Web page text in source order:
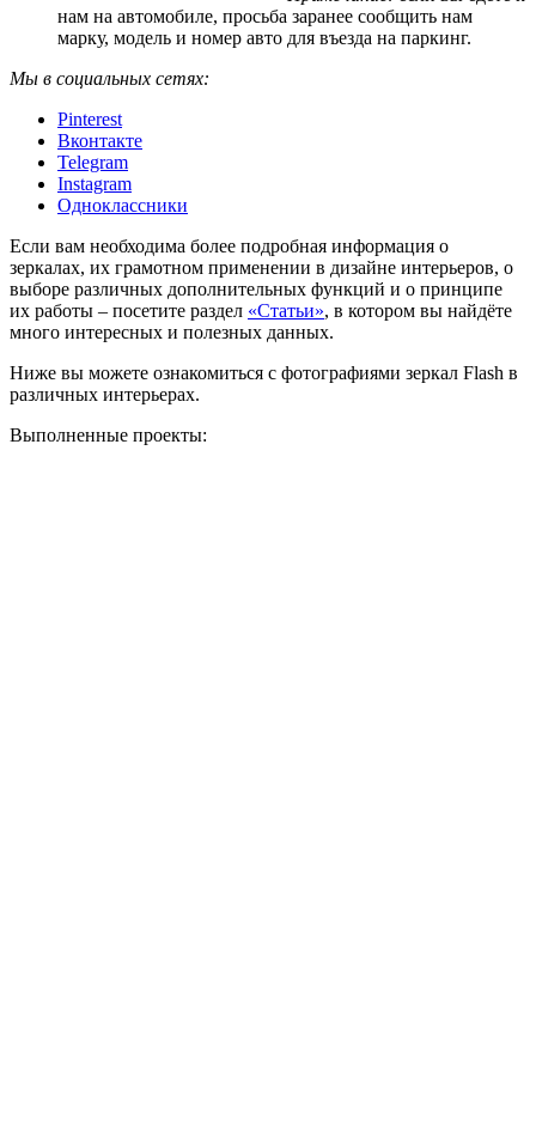
нам на автомобиле, просьба заранее сообщить нам
марку, модель и номер авто для въезда на паркинг.
Мы в социальных сетях:
Pinterest
Вконтакте
Telegram
Instagram
Одноклассники
Если вам необходима более подробная информация о
зеркалах, их грамотном применении в дизайне интерьеров, о
выборе различных дополнительных функций и о принципе
их работы – посетите раздел «Статьи», в котором вы найдёте
много интересных и полезных данных.
Ниже вы можете ознакомиться с фотографиями зеркал Flash в
различных интерьерах.
Выполненные проекты: